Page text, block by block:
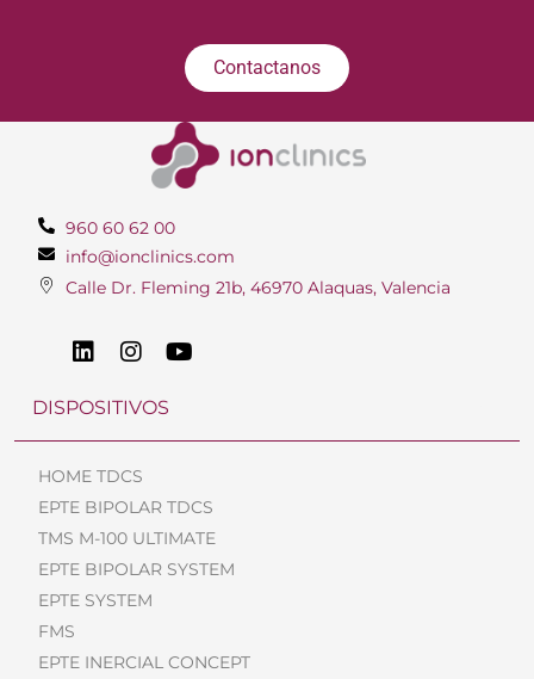
Contactanos
960 60 62 00
info@ionclinics.com
Calle Dr. Fleming 21b, 46970 Alaquas, Valencia
DISPOSITIVOS
HOME TDCS
EPTE BIPOLAR TDCS
TMS M-100 ULTIMATE
EPTE BIPOLAR SYSTEM
EPTE SYSTEM
FMS
EPTE INERCIAL CONCEPT